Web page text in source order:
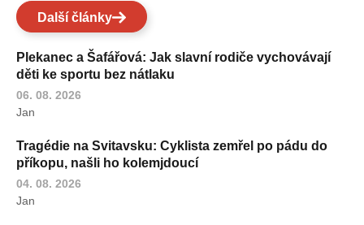
Další články
Plekanec a Šafářová: Jak slavní rodiče vychovávají
děti ke sportu bez nátlaku
06. 08. 2026
Jan
Tragédie na Svitavsku: Cyklista zemřel po pádu do
příkopu, našli ho kolemjdoucí
04. 08. 2026
Jan